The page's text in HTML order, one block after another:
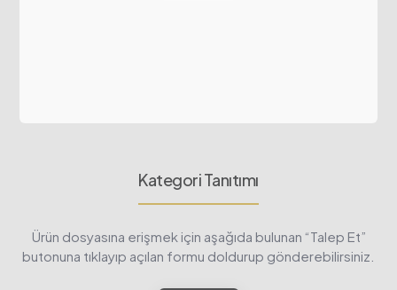
Kategori Tanıtımı
Ürün dosyasına erişmek için aşağıda bulunan “Talep Et”
butonuna tıklayıp açılan formu doldurup gönderebilirsiniz.